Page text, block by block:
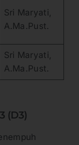
Sri Maryati,
A.Ma.Pust.
Sri Maryati,
A.Ma.Pust.
(D3)